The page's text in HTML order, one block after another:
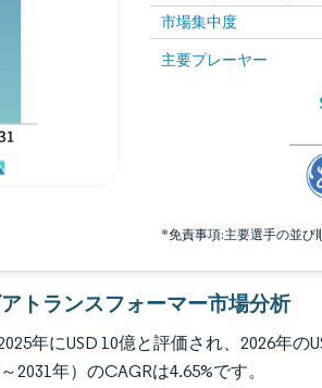
市場集中度
主要プレーヤー
*免責事項:主要選手の並び
画像 © Mordor Intelligence
トランスフォーマー市場分析
年にUSD 10億と評価され、2026年の
年）のCAGRは4.65%です。